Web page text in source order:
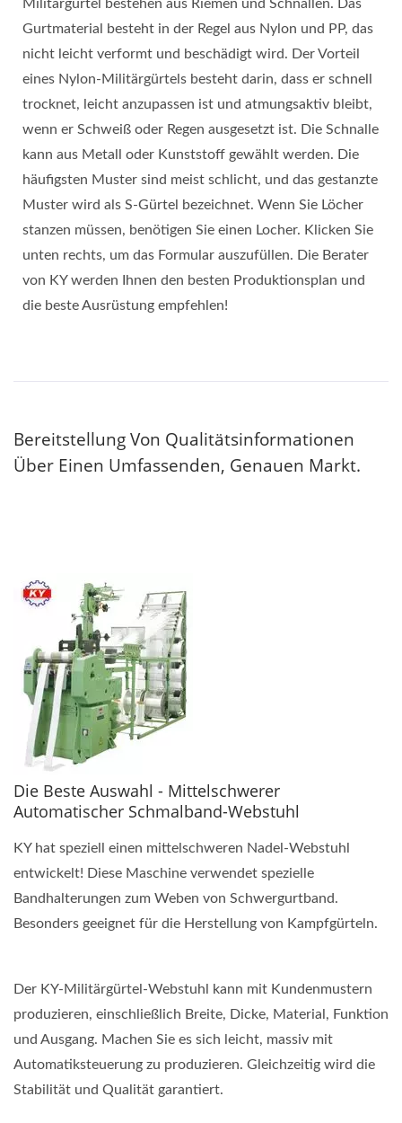
Militärgürtel bestehen aus Riemen und Schnallen. Das
Gurtmaterial besteht in der Regel aus Nylon und PP, das
nicht leicht verformt und beschädigt wird. Der Vorteil
eines Nylon-Militärgürtels besteht darin, dass er schnell
trocknet, leicht anzupassen ist und atmungsaktiv bleibt,
wenn er Schweiß oder Regen ausgesetzt ist. Die Schnalle
kann aus Metall oder Kunststoff gewählt werden. Die
häufigsten Muster sind meist schlicht, und das gestanzte
Muster wird als S-Gürtel bezeichnet. Wenn Sie Löcher
stanzen müssen, benötigen Sie einen Locher. Klicken Sie
unten rechts, um das Formular auszufüllen. Die Berater
von KY werden Ihnen den besten Produktionsplan und
die beste Ausrüstung empfehlen!
Bereitstellung Von Qualitätsinformationen
Über Einen Umfassenden, Genauen Markt.
Die Beste Auswahl - Mittelschwerer
Automatischer Schmalband-Webstuhl
KY hat speziell einen mittelschweren Nadel-Webstuhl
entwickelt! Diese Maschine verwendet spezielle
Bandhalterungen zum Weben von Schwergurtband.
Besonders geeignet für die Herstellung von Kampfgürteln.
Der KY-Militärgürtel-Webstuhl kann mit Kundenmustern
produzieren, einschließlich Breite, Dicke, Material, Funktion
und Ausgang. Machen Sie es sich leicht, massiv mit
Automatiksteuerung zu produzieren. Gleichzeitig wird die
Stabilität und Qualität garantiert.